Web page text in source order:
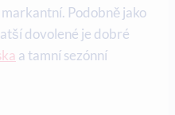
Podobně jako
dovolené je dobré
a tamní sezónní